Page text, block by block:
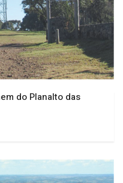
do Planalto das